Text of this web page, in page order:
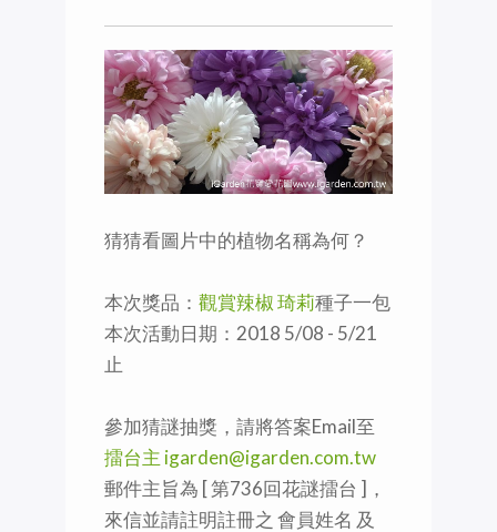
猜猜看圖片中的植物名稱為何？
本次獎品： 觀賞辣椒 琦莉種子一包
本次活動日期：2018 5/08 - 5/21
止
參加猜謎抽獎，請將答案Email至
擂台主 igarden@igarden.com.tw
郵件主旨為 [ 第736回花謎擂台 ]，
來信並請註明註冊之 會員姓名 及